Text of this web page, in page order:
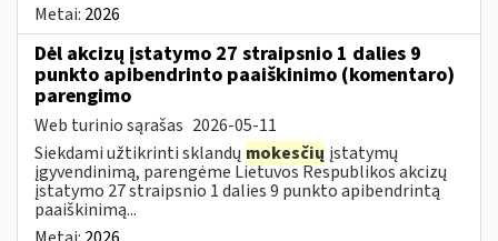
Metai: 2026
Dėl akcizų įstatymo 27 straipsnio 1 dalies 9
punkto apibendrinto paaiškinimo (komentaro)
parengimo
Web turinio sąrašas 2026-05-11
Siekdami užtikrinti sklandų mokesčių įstatymų
įgyvendinimą, parengėme Lietuvos Respublikos akcizų
įstatymo 27 straipsnio 1 dalies 9 punkto apibendrintą
paaiškinimą...